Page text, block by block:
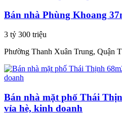
Bán nhà Phùng Khoang
3 tỷ 300 triệu
Phường Thanh Xuân Trung, Quận
Bán nhà mặt phố Thái
vỉa hè, kinh doanh